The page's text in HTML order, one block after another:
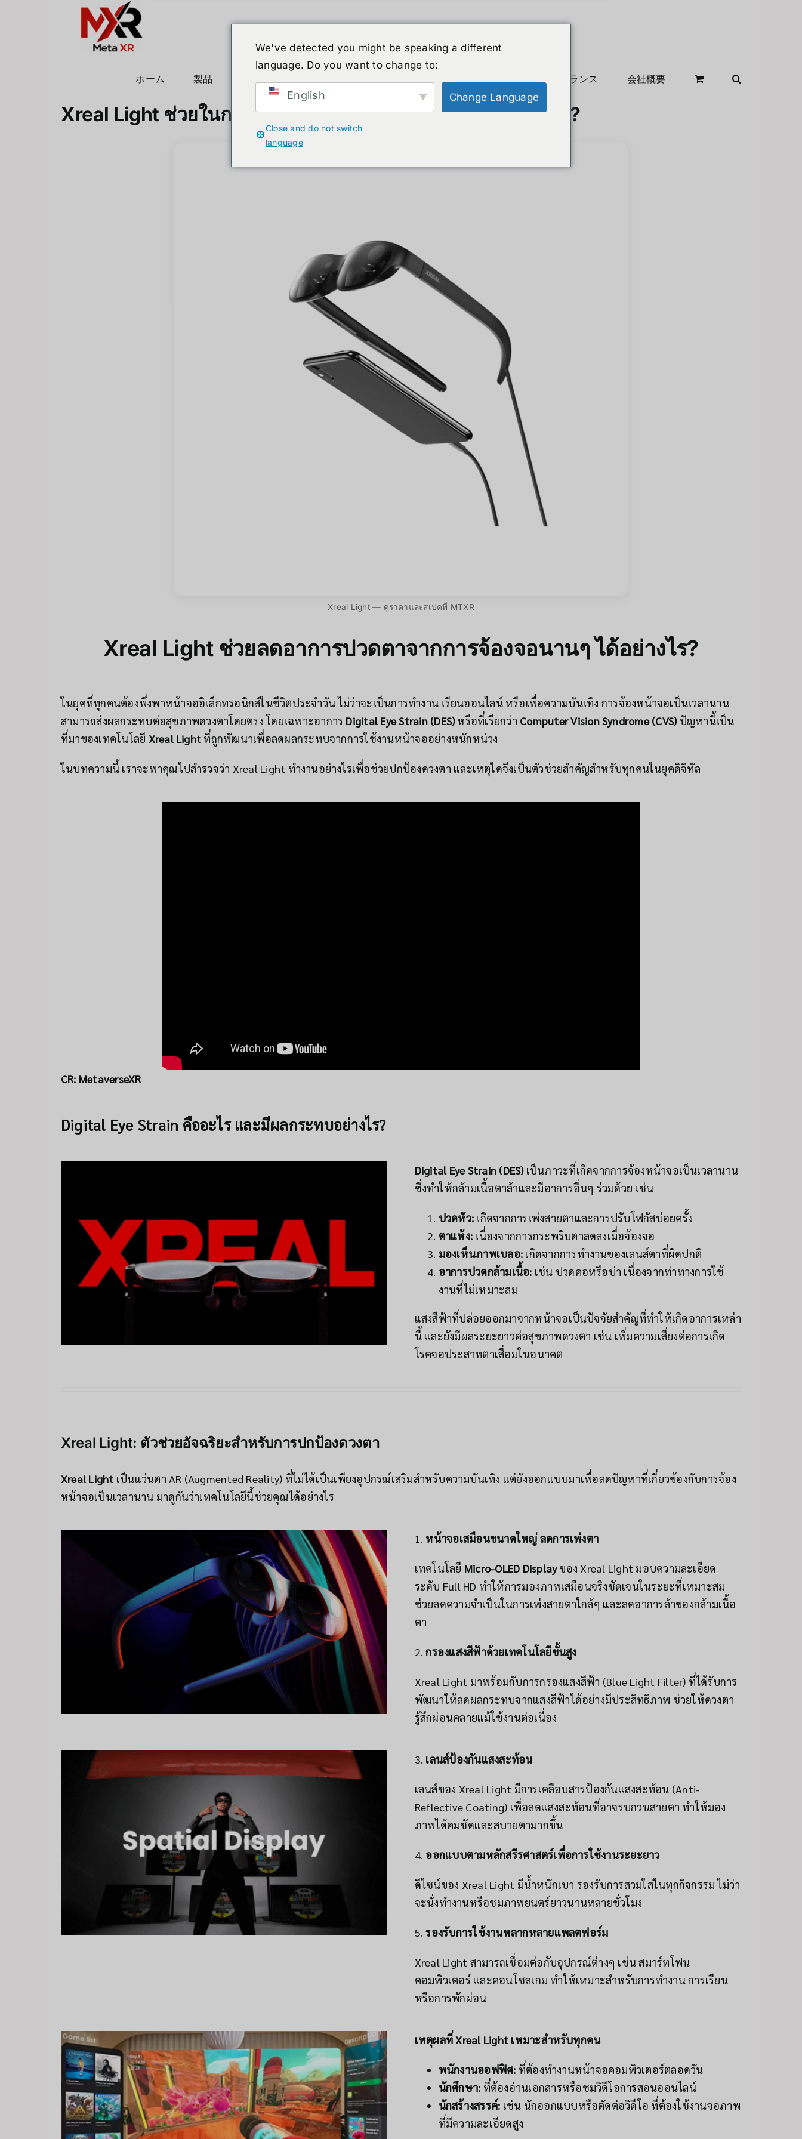
ホーム 製品 クリアランス 会社概要
Xreal Light ช่วยในการลดอาการปวดตาจากการจ้องจอนานๆได้?
Xreal Light — ดูราคาและสเปคที่ MTXR
Xreal Light ช่วยลดอาการปวดตาจากการจ้องจอนานๆ ได้อย่างไร?
ในยุคที่ทุกคนต้องพึ่งพาหน้าจออิเล็กทรอนิกส์ในชีวิตประจำวัน ไม่ว่าจะเป็นการทำงาน เรียนออนไลน์ หรือเพื่อความบันเทิง การจ้องหน้าจอเป็นเวลานาน
สามารถส่งผลกระทบต่อสุขภาพดวงตาโดยตรง โดยเฉพาะอาการ Digital Eye Strain (DES)หรือที่เรียกว่า Computer Vision Syndrome (CVS)ปัญหานี้เป็น
ที่มาของเทคโนโลยี Xreal Light ที่ถูกพัฒนาเพื่อลดผลกระทบจากการใช้งานหน้าจออย่างหนักหน่วง
ในบทความนี้ เราจะพาคุณไปสำรวจว่า Xreal Light ทำงานอย่างไรเพื่อช่วยปกป้องดวงตา และเหตุใดจึงเป็นตัวช่วยสำคัญสำหรับทุกคนในยุคดิจิทัล
CR: MetaverseXR
Digital Eye Strain คืออะไร และมีผลกระทบอย่างไร?
Digital Eye Strain (DES)เป็นภาวะที่เกิดจากการจ้องหน้าจอเป็นเวลานาน
ซึ่งทำให้กล้ามเนื้อตาล้าและมีอาการอื่นๆ ร่วมด้วย เช่น
ปวดหัว: เกิดจากการเพ่งสายตาและการปรับโฟกัสบ่อยครั้ง
ตาแห้ง: เนื่องจากการกระพริบตาลดลงเมื่อจ้องจอ
มองเห็นภาพเบลอ: เกิดจากการทำงานของเลนส์ตาที่ผิดปกติ
อาการปวดกล้ามเนื้อ: เช่น ปวดคอหรือบ่า เนื่องจากท่าทางการใช้
งานที่ไม่เหมาะสม
แสงสีฟ้าที่ปล่อยออกมาจากหน้าจอเป็นปัจจัยสำคัญที่ทำให้เกิดอาการเหล่า
นี้ และยังมีผลระยะยาวต่อสุขภาพดวงตา เช่น เพิ่มความเสี่ยงต่อการเกิด
โรคจอประสาทตาเสื่อมในอนาคต
Xreal Light: ตัวช่วยอัจฉริยะสำหรับการปกป้องดวงตา
Xreal Light เป็นแว่นตา AR (Augmented Reality) ที่ไม่ได้เป็นเพียงอุปกรณ์เสริมสำหรับความบันเทิง แต่ยังออกแบบมาเพื่อลดปัญหาที่เกี่ยวข้องกับการจ้อง
หน้าจอเป็นเวลานาน มาดูกันว่าเทคโนโลยีนี้ช่วยคุณได้อย่างไร
1. หน้าจอเสมือนขนาดใหญ่ ลดการเพ่งตา
เทคโนโลยี Micro-OLED Displayของ Xreal Light มอบความละเอียด
ระดับ Full HD ทำให้การมองภาพเสมือนจริงชัดเจนในระยะที่เหมาะสม
ช่วยลดความจำเป็นในการเพ่งสายตาใกล้ๆ และลดอาการล้าของกล้ามเนื้อ
ตา
2.กรองแสงสีฟ้าด้วยเทคโนโลยีขั้นสูง
Xreal Light มาพร้อมกับการกรองแสงสีฟ้า (Blue Light Filter) ที่ได้รับการ
พัฒนาให้ลดผลกระทบจากแสงสีฟ้าได้อย่างมีประสิทธิภาพ ช่วยให้ดวงตา
รู้สึกผ่อนคลายแม้ใช้งานต่อเนื่อง
3. เลนส์ป้องกันแสงสะท้อน
เลนส์ของ Xreal Light มีการเคลือบสารป้องกันแสงสะท้อน (Anti-
Reflective Coating) เพื่อลดแสงสะท้อนที่อาจรบกวนสายตา ทำให้มอง
ภาพได้คมชัดและสบายตามากขึ้น
4. ออกแบบตามหลักสรีรศาสตร์เพื่อการใช้งานระยะยาว
ดีไซน์ของ Xreal Light มีน้ำหนักเบา รองรับการสวมใส่ในทุกกิจกรรม ไม่ว่า
จะนั่งทำงานหรือชมภาพยนตร์ยาวนานหลายชั่วโมง
5.รองรับการใช้งานหลากหลายแพลตฟอร์ม
Xreal Light สามารถเชื่อมต่อกับอุปกรณ์ต่างๆ เช่น สมาร์ทโฟน
คอมพิวเตอร์ และคอนโซลเกม ทำให้เหมาะสำหรับการทำงาน การเรียน
หรือการพักผ่อน
เหตุผลที่ Xreal Light เหมาะสำหรับทุกคน
พนักงานออฟฟิศ: ที่ต้องทำงานหน้าจอคอมพิวเตอร์ตลอดวัน
นักศึกษา: ที่ต้องอ่านเอกสารหรือชมวิดีโอการสอนออนไลน์
นักสร้างสรรค์: เช่น นักออกแบบหรือตัดต่อวิดีโอ ที่ต้องใช้งานจอภาพ
ที่มีความละเอียดสูง
We've detected you might be speaking a different
language. Do you want to change to:
English Change Language
Close and do not switch
language